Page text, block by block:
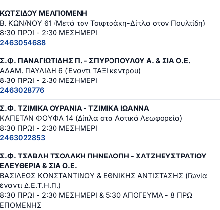
ΚΩΤΣΙΔΟΥ ΜΕΛΠΟΜΕΝΗ
Β. ΚΩΝ/ΝΟΥ 61 (Μετά τον Τσιφτσάκη-Δίπλα στον Πουλτίδη)
8:30 ΠΡΩΙ - 2:30 ΜΕΣΗΜΕΡΙ
2463054688
Σ.Φ. ΠΑΝΑΓΙΩΤΙΔΗΣ Π. - ΣΠΥΡΟΠΟΥΛΟΥ Α. & ΣΙΑ Ο.Ε.
ΑΔΑΜ. ΠΑΥΛΙΔΗ 6 (Έναντι ΤΑΞΙ κεντρου)
8:30 ΠΡΩΙ - 2:30 ΜΕΣΗΜΕΡΙ
2463028776
Σ.Φ. ΤΖΙΜΙΚΑ ΟΥΡΑΝΙΑ - ΤΖΙΜΙΚΑ ΙΩΑΝΝΑ
ΚΑΠΕΤΑΝ ΦΟΥΦΑ 14 (Δίπλα στα Αστικά Λεωφορεία)
8:30 ΠΡΩΙ - 2:30 ΜΕΣΗΜΕΡΙ
2463022853
Σ.Φ. ΤΣΑΒΛΗ ΤΣΟΛΑΚΗ ΠΗΝΕΛΟΠΗ - ΧΑΤΖΗΕΥΣΤΡΑΤΙΟΥ
ΕΛΕΥΘΕΡΙΑ & ΣΙΑ Ο.Ε.
ΒΑΣΙΛΕΩΣ ΚΩΝΣΤΑΝΤΙΝΟΥ & ΕΘΝΙΚΗΣ ΑΝΤΙΣΤΑΣΗΣ (Γωνία
έναντι Δ.Ε.Τ.Η.Π.)
8:30 ΠΡΩΙ - 2:30 ΜΕΣΗΜΕΡΙ & 5:30 ΑΠΟΓΕΥΜΑ - 8 ΠΡΩΙ
ΕΠΟΜΕΝΗΣ